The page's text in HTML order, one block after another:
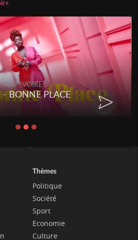
RAP IVOIRE
- BONNE PLACE
Thèmes
Politique
Société
Sport
Economie
Culture